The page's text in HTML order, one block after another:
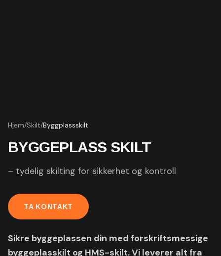
Hjem/Skilt/Byggplassskilt
BYGGEPLASS SKILT
– tydelig skilting for sikkerhet og kontroll
TA KONTAKT
Sikre byggeplassen din med forskriftsmessige
byggeplasskilt og HMS-skilt. Vi leverer alt fra